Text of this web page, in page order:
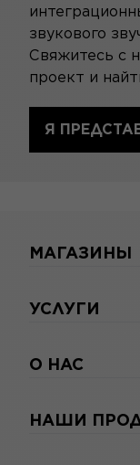
звукового
Свяжитесь с
проект и
Я
МАГАЗИНЫ
УСЛУГИ
О НАС
НАШИ